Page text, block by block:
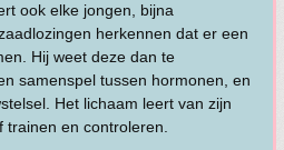
ook elke jongen, bijna
herkennen dat er een
Hij weet deze dan te
samenspel tussen hormonen, en
Het lichaam leert van zijn
en controleren.